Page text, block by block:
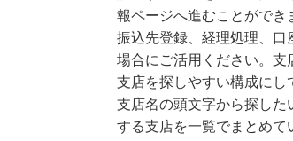
報ページへ進むことができ
振込先登録、経理処理、口
場合にご活用ください。
支店を探しやすい構成にし
支店名の頭文字から探した
する支店を一覧でまとめ